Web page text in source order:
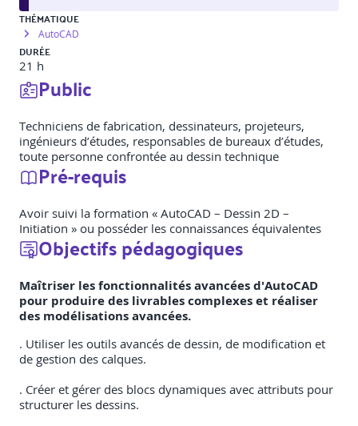
THÉMATIQUE
AutoCAD
DURÉE
21 h
Public
Techniciens de fabrication, dessinateurs, projeteurs,
ingénieurs d’études, responsables de bureaux d’études,
toute personne confrontée au dessin technique
Pré-requis
Avoir suivi la formation « AutoCAD – Dessin 2D –
Initiation » ou posséder les connaissances équivalentes
Objectifs pédagogiques
Maîtriser les fonctionnalités avancées d'AutoCAD
pour produire des livrables complexes et réaliser
des modélisations avancées.
. Utiliser les outils avancés de dessin, de modification et
de gestion des calques.
. Créer et gérer des blocs dynamiques avec attributs pour
structurer les dessins.